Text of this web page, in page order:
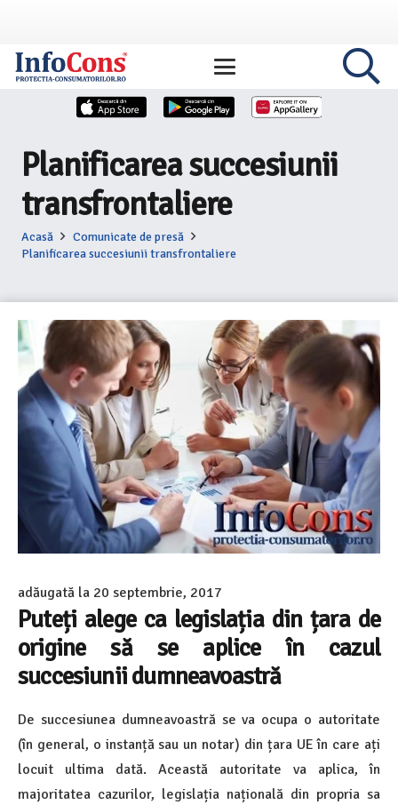
Planificarea succesiunii
transfrontaliere
Acasă
Comunicate de presă
Planificarea succesiunii transfrontaliere
adăugată la 20 septembrie, 2017
Puteți alege ca legislația din țara de
origine să se aplice în cazul
succesiunii dumneavoastră
De succesiunea dumneavoastră se va ocupa o autoritate
(în general, o instanță sau un notar) din țara UE în care ați
locuit ultima dată. Această autoritate va aplica, în
majoritatea cazurilor, legislația națională din propria sa